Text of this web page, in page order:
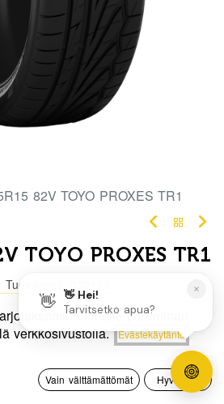
Lisää ostoskoriin
0
Toivelista Tili
82V TOYO PROXES TR1
TOYO PROXES TR1
Tuotekoodi:
kelvollista yhdistelmää.
sinulle paremman
verkkosivustolla.
Evästekäytäntö
Vain välttämättömät Hyväksyn